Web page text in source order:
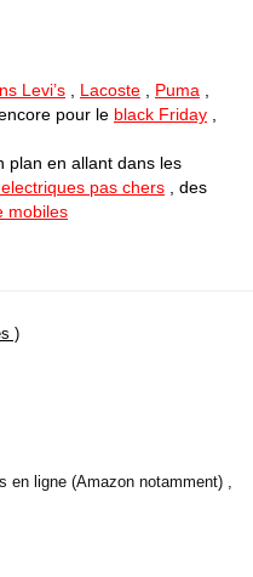
Levi’s , Lacoste , Puma ,
pour le black Friday ,
plan en allant dans les
pas chers , des
mobiles
)
en ligne (Amazon notamment) ,